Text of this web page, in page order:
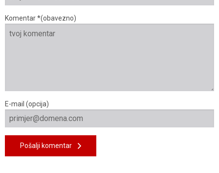
Komentar *(obavezno)
E-mail (opcija)
Pošalji komentar